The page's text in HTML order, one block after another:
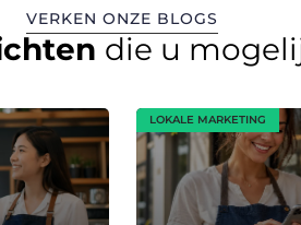
VERKEN ONZE BLOGS
die u
LOKALE MARKETING